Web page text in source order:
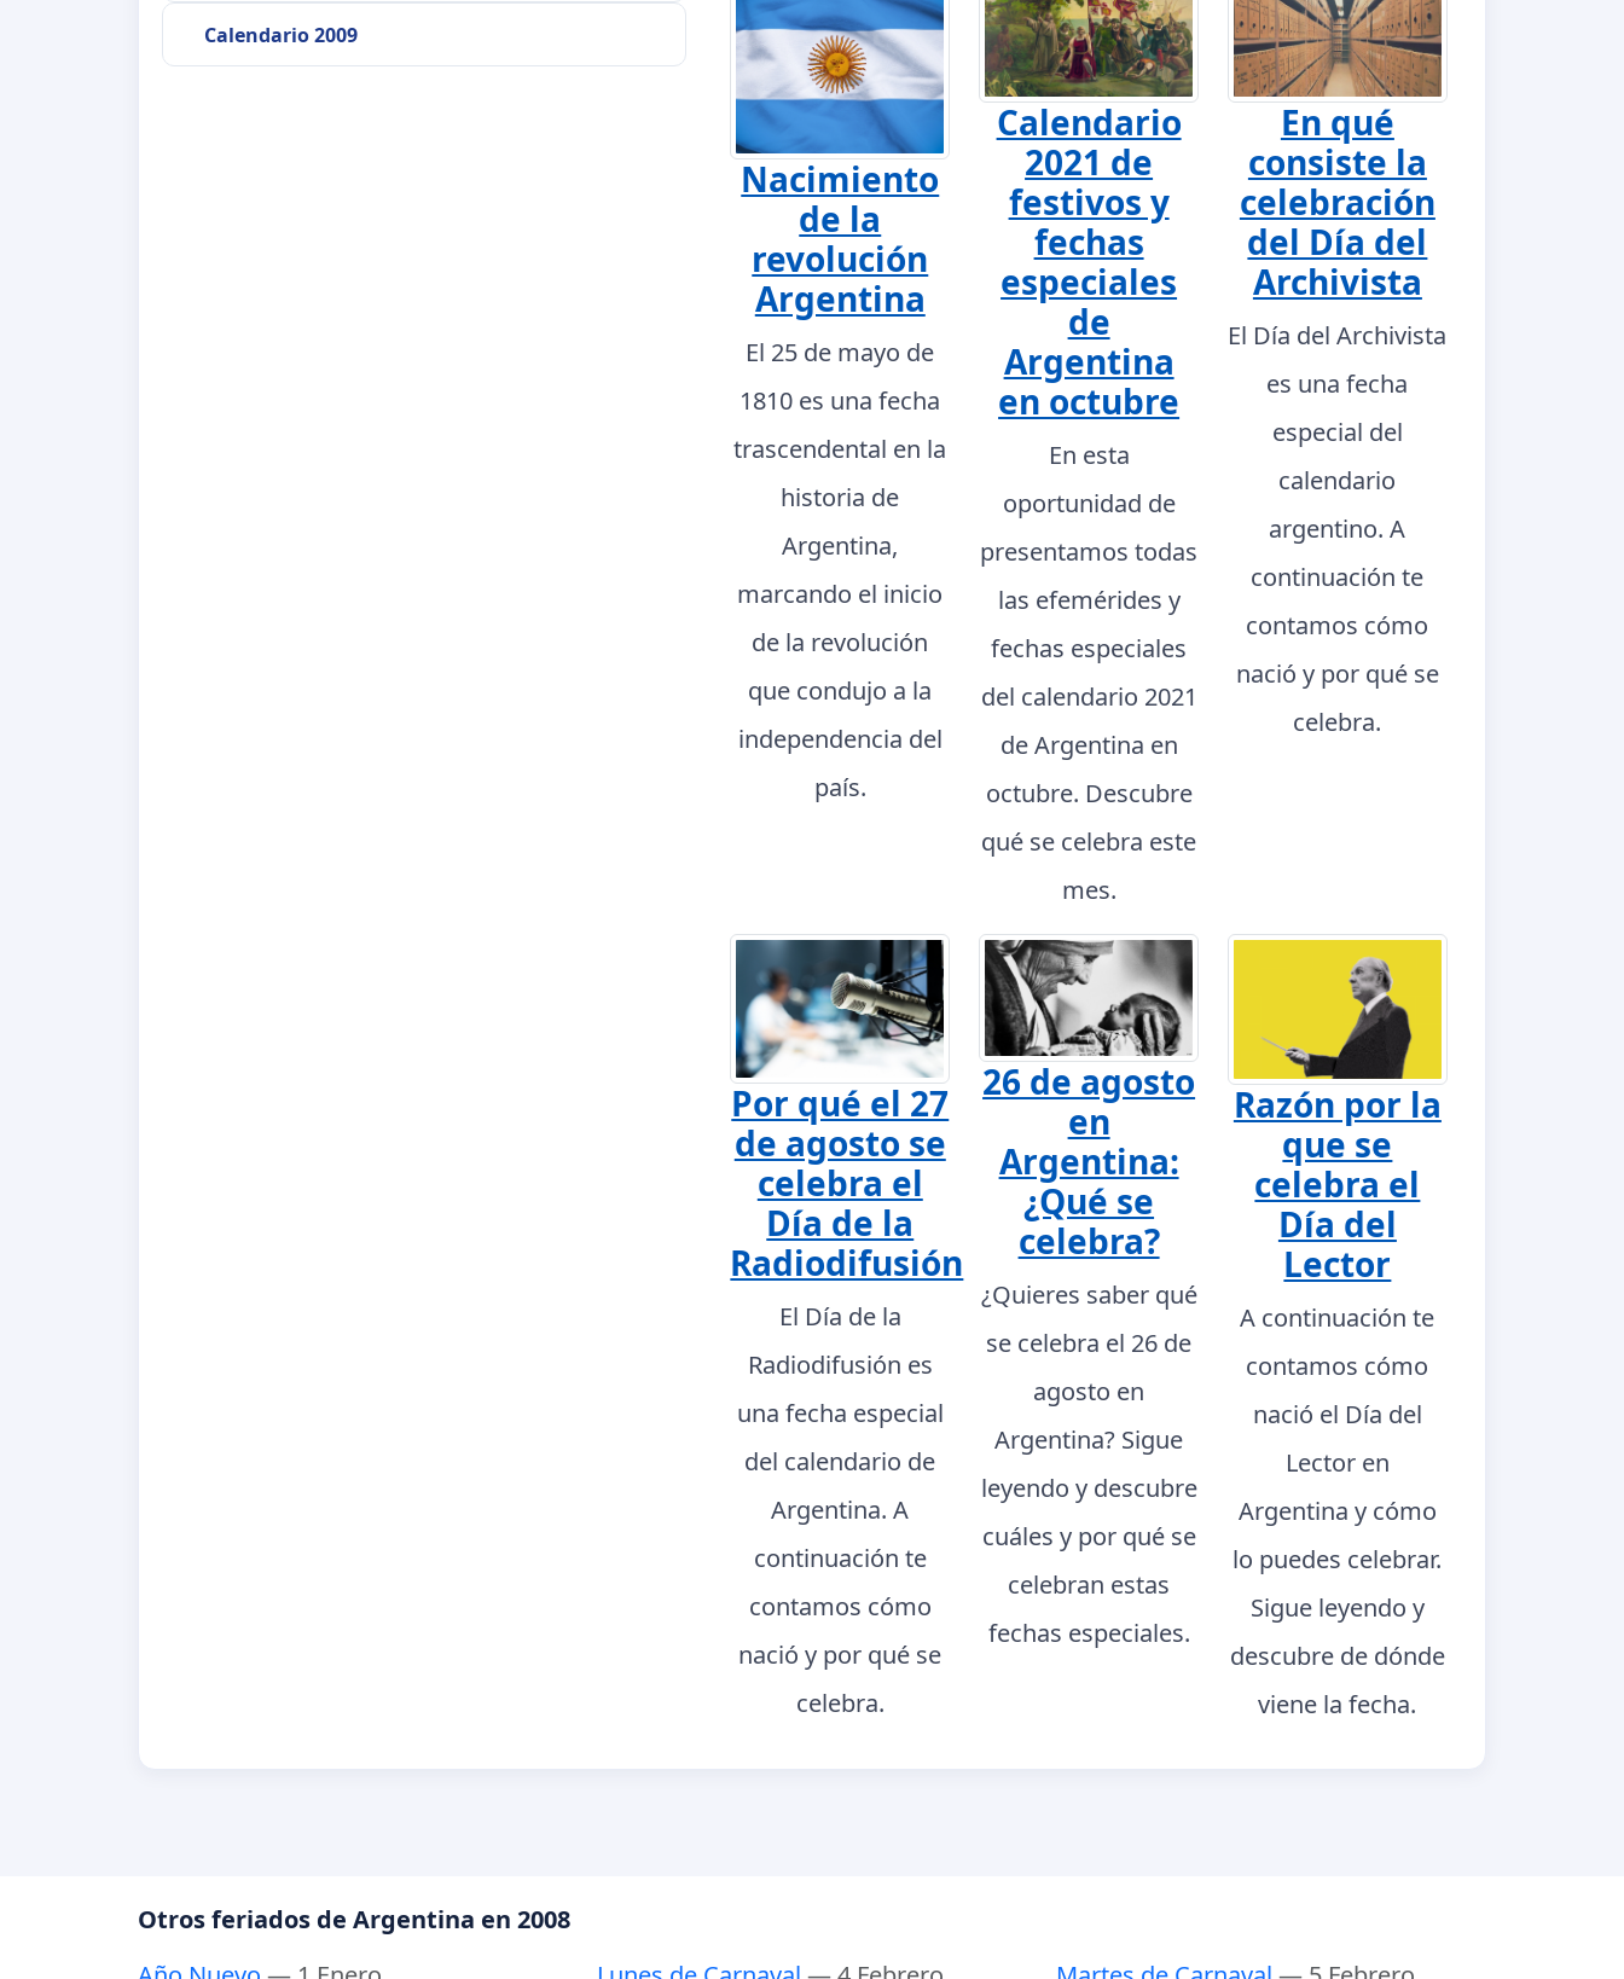
Calendario 2009
Nacimiento
de la
revolución
Argentina
El 25 de mayo de
1810 es una fecha
trascendental en la
historia de
Argentina,
marcando el inicio
de la revolución
que condujo a la
independencia del
país.
Calendario
2021 de
festivos y
fechas
especiales
de
Argentina
en octubre
En esta
oportunidad de
presentamos todas
las efemérides y
fechas especiales
del calendario 2021
de Argentina en
octubre. Descubre
qué se celebra este
mes.
En qué
consiste la
celebración
del Día del
Archivista
El Día del Archivista
es una fecha
especial del
calendario
argentino. A
continuación te
contamos cómo
nació y por qué se
celebra.
Por qué el 27
de agosto se
celebra el
Día de la
Radiodifusión
El Día de la
Radiodifusión es
una fecha especial
del calendario de
Argentina. A
continuación te
contamos cómo
nació y por qué se
celebra.
26 de agosto
en
Argentina:
¿Qué se
celebra?
¿Quieres saber qué
se celebra el 26 de
agosto en
Argentina? Sigue
leyendo y descubre
cuáles y por qué se
celebran estas
fechas especiales.
Razón por la
que se
celebra el
Día del
Lector
A continuación te
contamos cómo
nació el Día del
Lector en
Argentina y cómo
lo puedes celebrar.
Sigue leyendo y
descubre de dónde
viene la fecha.
Otros feriados de Argentina en 2008